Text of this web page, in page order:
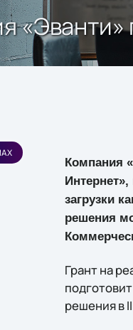
Компания
загрузки
решения
Грант на
решения в